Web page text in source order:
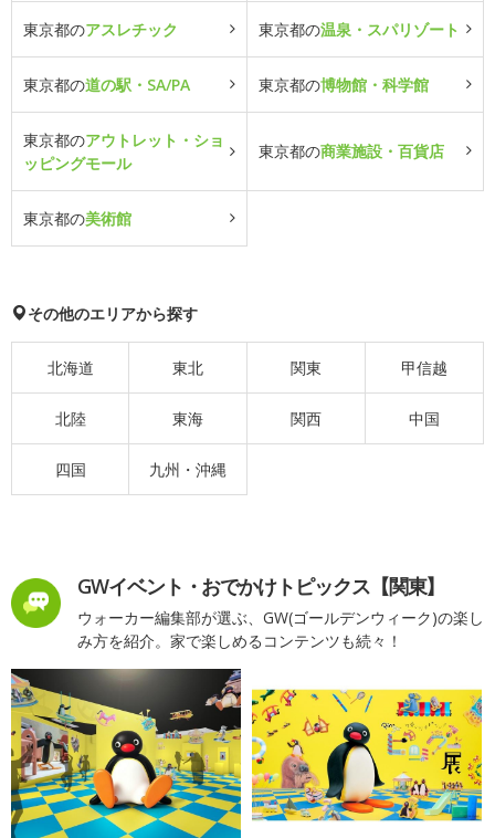
東京都のアスレチック 東京都の温泉・スパリゾート
東京都の道の駅・SA/PA 東京都の博物館・科学館
東京都のアウトレット・ショ
ッピングモール
東京都の商業施設・百貨店
東京都の美術館
その他のエリアから探す
北海道 東北 関東 甲信越
北陸 東海 関西 中国
四国 九州・沖縄
GWイベント・おでかけトピックス【関東】
ウォーカー編集部が選ぶ、GW(ゴールデンウィーク)の楽し
み方を紹介。家で楽しめるコンテンツも続々！